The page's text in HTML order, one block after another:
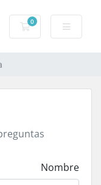
0
Carro de Pedidos
Nombre